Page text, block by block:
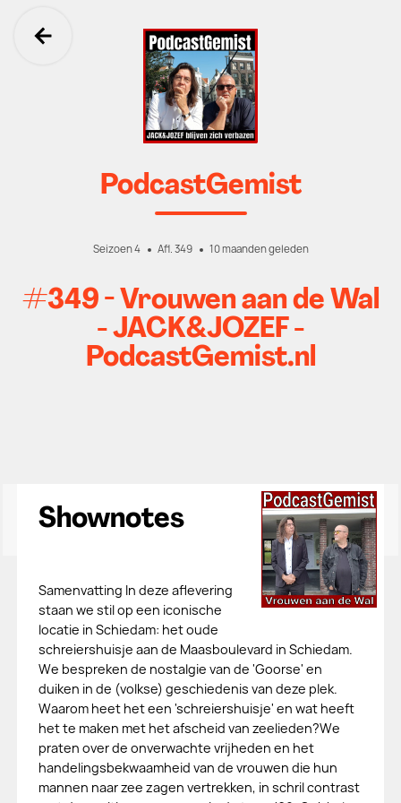
Ga terug
PodcastGemist
Seizoen 4 Afl. 349 10 maanden geleden
#349 - Vrouwen aan de Wal
- JACK&JOZEF -
PodcastGemist.nl
Shownotes
Samenvatting In deze aflevering
staan we stil op een iconische
locatie in Schiedam: het oude
schreiershuisje aan de Maasboulevard in Schiedam.
We bespreken de nostalgie van de 'Goorse' en
duiken in de (volkse) geschiedenis van deze plek.
Waarom heet het een 'schreiershuisje' en wat heeft
het te maken met het afscheid van zeelieden?We
praten over de onverwachte vrijheden en het
handelingsbekwaamheid van de vrouwen die hun
mannen naar zee zagen vertrekken, in schril contrast